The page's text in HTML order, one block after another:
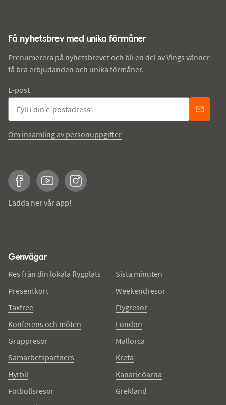
Få nyhetsbrev med unika förmåner
Prenumerera på nyhetsbrevet och bli en del av Vings vänner –
få bra erbjudanden och unika förmåner.
E-post
Om insamling av personuppgifter
FacebookYouTubeInstagram
Ladda ner vår app!
Genvägar
Res från din lokala flygplats
Presentkort
Taxfree
Konferens och möten
Gruppresor
Samarbetspartners
Hyrbil
Fotbollsresor
Sista minuten
Weekendresor
Flygresor
London
Mallorca
Kreta
Kanarieöarna
Grekland